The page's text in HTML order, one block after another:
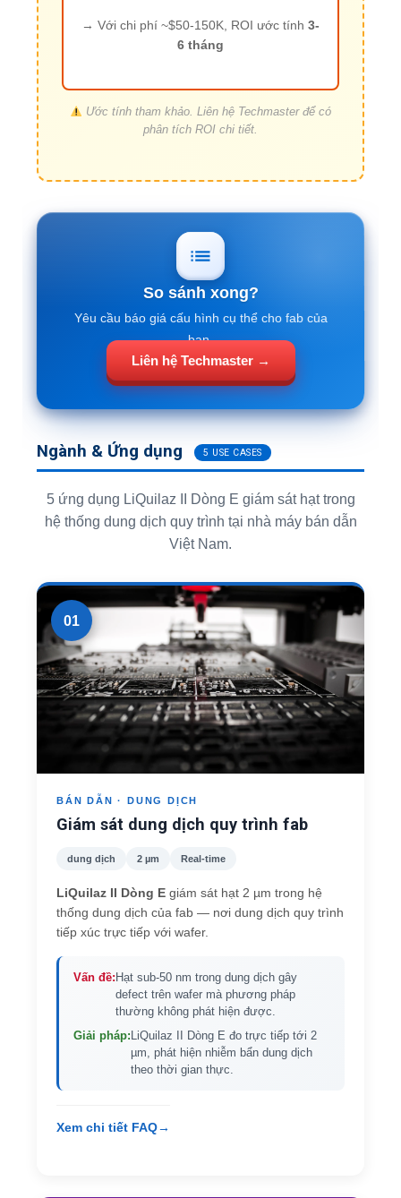
→ Với chi phí ~$50-150K, ROI ước tính 3-
6 tháng
Ước tính tham khảo. Liên hệ Techmaster để có
phân tích ROI chi tiết.
So sánh xong?
Yêu cầu báo giá cấu hình cụ thể cho fab của
bạn.
Liên hệ Techmaster →
Ngành & Ứng dụng 5 USE CASES
5 ứng dụng LiQuilaz II Dòng E giám sát hạt trong
hệ thống dung dịch quy trình tại nhà máy bán dẫn
Việt Nam.
01
BÁN DẪN · DUNG DỊCH
Giám sát dung dịch quy trình fab
dung dịch 2 µm Real-time
LiQuilaz II Dòng E giám sát hạt 2 µm trong hệ
thống dung dịch của fab — nơi dung dịch quy trình
tiếp xúc trực tiếp với wafer.
Vấn đề: Hạt sub-50 nm trong dung dịch gây
defect trên wafer mà phương pháp
thường không phát hiện được.
Giải pháp: LiQuilaz II Dòng E đo trực tiếp tới 2
µm, phát hiện nhiễm bẩn dung dịch
theo thời gian thực.
Xem chi tiết FAQ→